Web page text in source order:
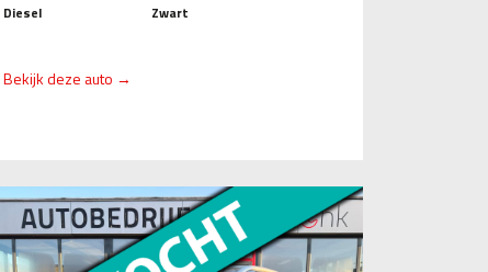
Diesel
Zwart
Bekijk deze auto →